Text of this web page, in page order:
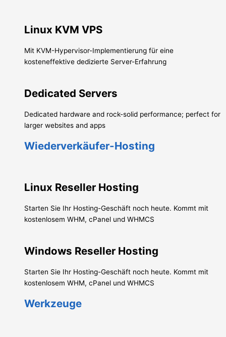
Linux KVM VPS
Mit KVM-Hypervisor-Implementierung für eine
kosteneffektive dedizierte Server-Erfahrung
Dedicated Servers
Dedicated hardware and rock-solid performance; perfect for
larger websites and apps
Wiederverkäufer-Hosting
Linux Reseller Hosting
Starten Sie Ihr Hosting-Geschäft noch heute. Kommt mit
kostenlosem WHM, cPanel und WHMCS
Windows Reseller Hosting
Starten Sie Ihr Hosting-Geschäft noch heute. Kommt mit
kostenlosem WHM, cPanel und WHMCS
Werkzeuge